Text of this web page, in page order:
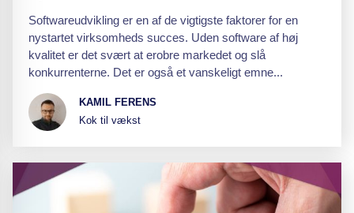
Softwareudvikling er en af de vigtigste faktorer for en
nystartet virksomheds succes. Uden software af høj
kvalitet er det svært at erobre markedet og slå
konkurrenterne. Det er også et vanskeligt emne...
KAMIL FERENS
Kok til vækst